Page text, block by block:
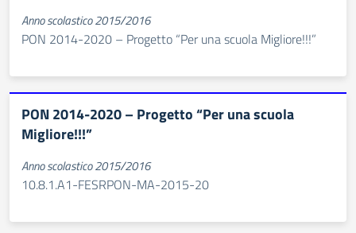
Anno scolastico 2015/2016
PON 2014-2020 – Progetto “Per una scuola Migliore!!!”
PON 2014-2020 – Progetto “Per una scuola
Migliore!!!”
Anno scolastico 2015/2016
10.8.1.A1-FESRPON-MA-2015-20